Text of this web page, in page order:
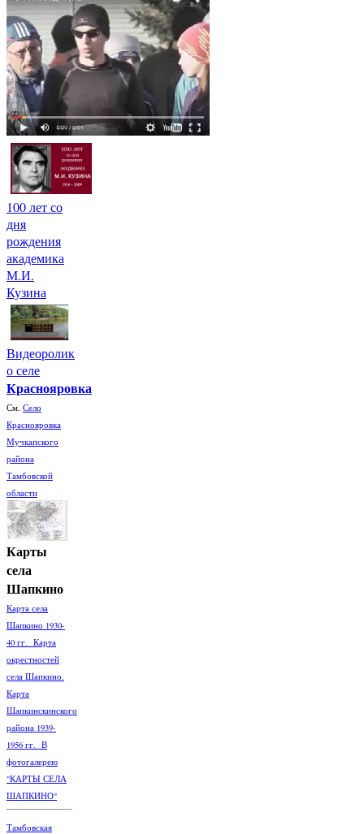
100 лет со
дня
рождения
академика
М.И.
Кузина
Видеоролик
о селе
Краснояровка
См. Село
Краснояровка
Мучкапского
района
Тамбовской
области
Карты
села
Шапкино
Карта села
Шапкино 1930-
40 гг. Карта
окрестностей
села Шапкино.
Карта
Шапкинскинского
района 1939-
1956 гг. В
фотогалерею
"КАРТЫ СЕЛА
ШАПКИНО"
Тамбовская